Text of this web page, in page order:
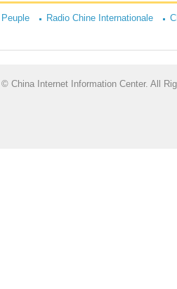
Radio Chine Internationale
China Internet Information Center. All